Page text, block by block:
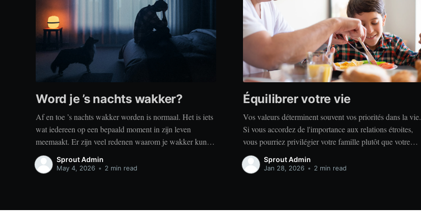
Word je ’s nachts wakker?
Af en toe ’s nachts wakker worden is normaal. Het is iets
wat iedereen op een bepaald moment in zijn leven
meemaakt. Er zijn veel redenen waarom je wakker kunt
worden, zoals stress, naar het toilet moeten, je omgeving
of medische aandoeningen die je slaap beïnvloeden. Dit
Sprout Admin
May 4, 2026 • 2 min read
Équilibrer votre vie
Vos valeurs déterminent souvent vos priorités dans la vie.
Si vous accordez de l'importance aux relations étroites,
vous pourriez privilégier votre famille plutôt que votre
indépendance. Si vous accordez de l'importance à la
réussite, vous privilégierez peut-être le travail acharné
Sprout Admin
Jan 28, 2026 • 2 min read